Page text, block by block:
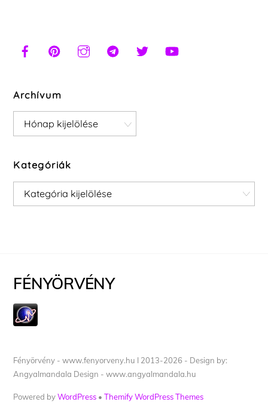
Archívum
Archívum
Kategóriák
Kategóriák
FÉNYÖRVÉNY
Fényörvény - www.fenyorveny.hu I 2013-2026 - Design by:
Angyalmandala Design - www.angyalmandala.hu
Powered byWordPress •Themify WordPress Themes